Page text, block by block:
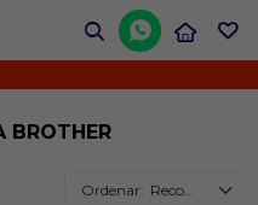

BROTHER
Recomendados